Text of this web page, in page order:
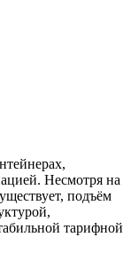
Несмотря на
подъём
тарифной